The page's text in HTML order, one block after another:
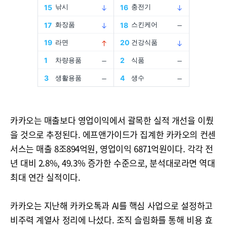
카카오는 매출보다 영업이익에서 괄목한 실적 개선을 이뤘
을 것으로 추정된다. 에프앤가이드가 집계한 카카오의 컨센
서스는 매출 8조894억원, 영업이익 6871억원이다. 각각 전
년 대비 2.8%, 49.3% 증가한 수준으로, 분석대로라면 역대
최대 연간 실적이다.
카카오는 지난해 카카오톡과 AI를 핵심 사업으로 설정하고
비주력 계열사 정리에 나섰다. 조직 슬림화를 통해 비용 효